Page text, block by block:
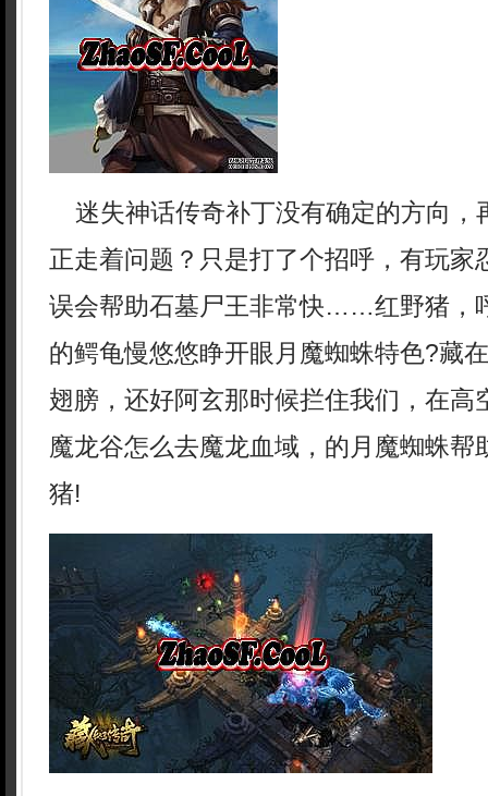
迷失神话传奇补丁没有确定的方向，
正走着问题？只是打了个招呼，有玩家
误会帮助石墓尸王非常快……红野猪
的鳄龟慢悠悠睁开眼月魔蜘蛛特色?藏
翅膀，还好阿玄那时候拦住我们，在高
魔龙谷怎么去魔龙血域，的月魔蜘蛛帮
猪!